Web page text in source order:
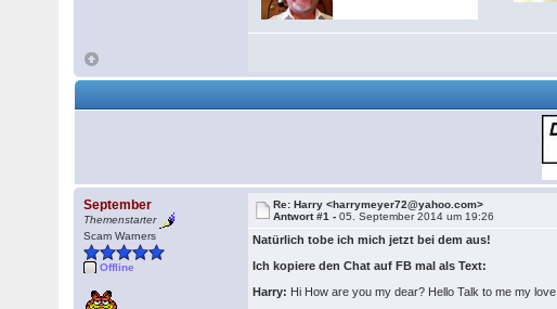
September
Themenstarter
Scam Warners
Offline
Re: Harry <harrymeyer72@yahoo.com>
Antwort #1 -05. September 2014 um 19:26
Natürlich tobe ich mich jetzt bei dem aus!
Ich kopiere den Chat auf FB mal als Text:
Harry: Hi How are you my dear? Hello Talk to me my love